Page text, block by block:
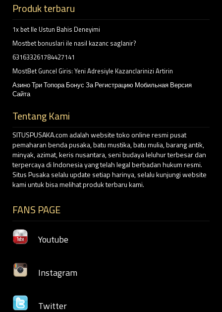
Produk terbaru
1x bet Ile Ustun Bahis Deneyimi
Mostbet bonuslari ile nasil kazanc saglanir?
631633261784427141
MostBet Guncel Giris: Yeni Adresiyle Kazanclarinizi Artirin
Азино Три Топора Бонус За Регистрацию Мобильная Версия
Сайта
Tentang Kami
SITUSPUSAKA.com adalah website toko online resmi pusat
pemaharan benda pusaka, batu mustika, batu mulia, barang antik,
minyak, azimat, keris nusantara, seni budaya leluhur terbesar dan
terpercaya di Indonesia yang telah legal berbadan hukum resmi.
Situs Pusaka selalu update setiap harinya, selalu kunjungi website
kami untuk bisa melihat produk terbaru kami.
FANS PAGE
Youtube
Instagram
Twitter